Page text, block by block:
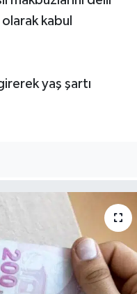
kabul
yaş şartı